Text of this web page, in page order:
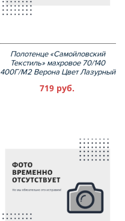
Полотенце «Самойловский
Текстиль» махровое 70/140
400Г/М2 Верона Цвет Лазурный
719 руб.